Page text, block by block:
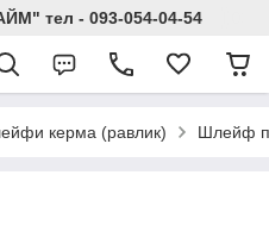
тел - 093-054-04-54
керма (равлик) Шлейф